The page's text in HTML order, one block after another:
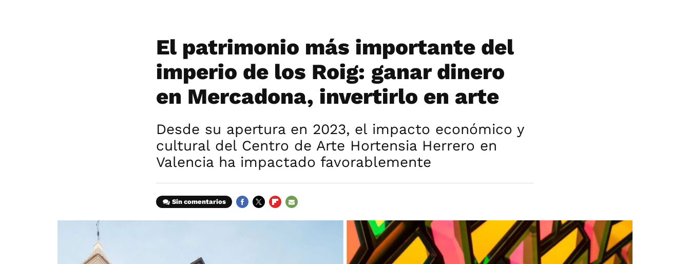
El patrimonio más importante del
imperio de los Roig: ganar dinero
en Mercadona, invertirlo en arte
Desde su apertura en 2023, el impacto económico y
cultural del Centro de Arte Hortensia Herrero en
Valencia ha impactado favorablemente
Sin comentarios